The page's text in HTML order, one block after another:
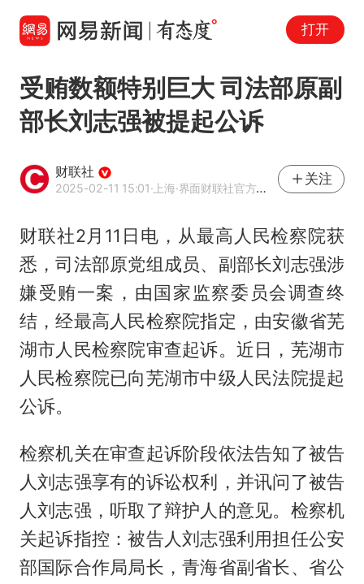
打开
受贿数额特别巨大 司法部原副
部长刘志强被提起公诉
财联社
2025-02-11 15:01·上海·界面财联社官方账号
关注
财联社2月11日电，从最高人民检察院获
悉，司法部原党组成员、副部长刘志强涉
嫌受贿一案，由国家监察委员会调查终
结，经最高人民检察院指定，由安徽省芜
湖市人民检察院审查起诉。近日，芜湖市
人民检察院已向芜湖市中级人民法院提起
公诉。
检察机关在审查起诉阶段依法告知了被告
人刘志强享有的诉讼权利，并讯问了被告
人刘志强，听取了辩护人的意见。检察机
关起诉指控：被告人刘志强利用担任公安
部国际合作局局长，青海省副省长、省公